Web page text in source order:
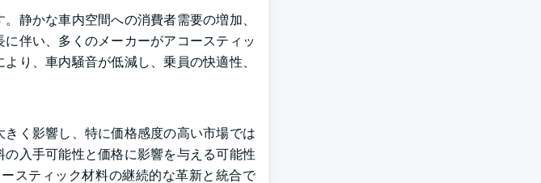
静かな車内空間への消費者需要の増加、
伴い、多くのメーカーがアコースティッ
り、車内騒音が低減し、乗員の快適性、
く影響し、特に価格感度の高い市場では
入手可能性と価格に影響を与える可能性
スティック材料の継続的な革新と統合で